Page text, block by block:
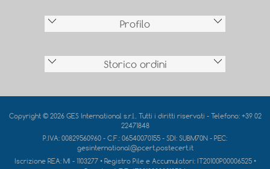
Profilo
Storico ordini
Copyright © 2026 GES International s.r.l.. Tutti i diritti riservati - Telefono: +39 02
22471848
P.IVA: 00829560960 - C.F.: 06540070155 - SDI: SUBM70N - PEC:
gesinternational@pcert.postecert.it
Iscrizione REA: MI - 1103277• Registro Pile e Accumulatori: IT20100P00006525•